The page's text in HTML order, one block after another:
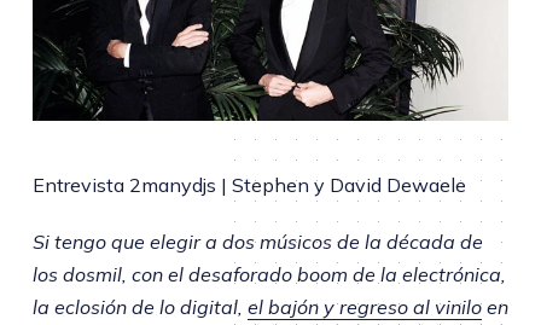
Entrevista 2manydjs | Stephen y David Dewaele
Si tengo que elegir a dos músicos de la década de
los dosmil, con el desaforado boom de la electrónica,
la eclosión de lo digital, el bajón y regreso al viniloen